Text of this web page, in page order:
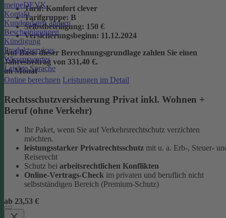
meineDEVK
Kontakt
Kundendaten ändern
Bescheinigungen
Kündigung
Produktservices
Wissenswertes
Leichte Sprache
Tarif: Komfort clever
Tarifgruppe: B
Selbstbeteiligung: 150 €
Versicherungsbeginn: 11.12.2024
Auf Basis dieser Berechnungsgrundlage zahlen Sie einen
Jahresbeitrag von 331,40 €.
im Monat
Online berechnen Leistungen im Detail
Rechtsschutzversicherung Privat inkl. Wohnen +
Beruf (ohne Verkehr)
Ihr Paket, wenn Sie auf Verkehrsrechtschutz verzichten
möchten.
leistungsstarker Privatrechtsschutz mit u. a. Erb-, Steuer-
Reiserecht
Schutz bei arbeitsrechtlichen Konflikten
Online-Vertrags-Check im privaten und beruflich nicht
selbstständigen Bereich (Premium-Schutz)
ab 23,53 €